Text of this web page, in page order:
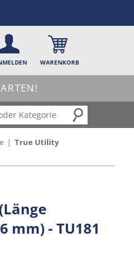
WARENKORB
| True Utility
mm) - TU181